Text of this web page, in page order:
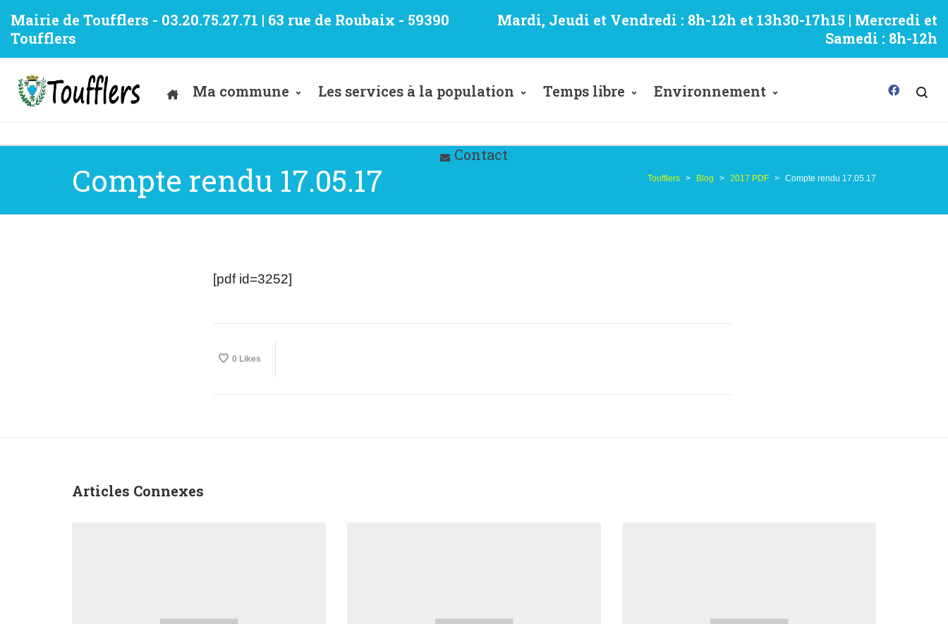
Mairie de Toufflers - 03.20.75.27.71 | 63 rue de Roubaix - 59390
Toufflers
Mardi, Jeudi et Vendredi : 8h-12h et 13h30-17h15 | Mercredi et
Samedi : 8h-12h
Ma commune Les services à la population Temps libre Environnement
Contact
Compte rendu 17.05.17 Toufflers > Blog > 2017 PDF > Compte rendu 17.05.17
[pdf id=3252]
0 Likes
Articles Connexes